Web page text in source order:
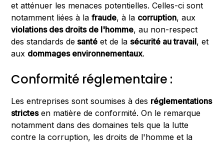
et atténuer les menaces potentielles. Celles-ci sont
notamment liées à lafraude, à la corruption, aux
violations des droits de l'homme, au non-respect
des standards de santé et de lasécurité au travail, et
aux dommages environnementaux.
Conformité réglementaire :
Les entreprises sont soumises à des réglementations
strictesen matière de conformité. On le remarque
notamment dans des domaines tels que la lutte
contre la corruption, les droits de l'homme et la